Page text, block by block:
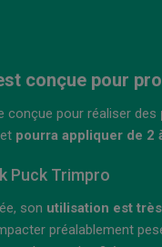
conçue pour
conçue pour réaliser des
pourra appliquer de 2
Puck Trimpro
son utilisation est
préalablement